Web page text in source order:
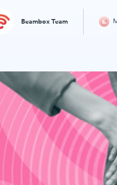
Beambox Team